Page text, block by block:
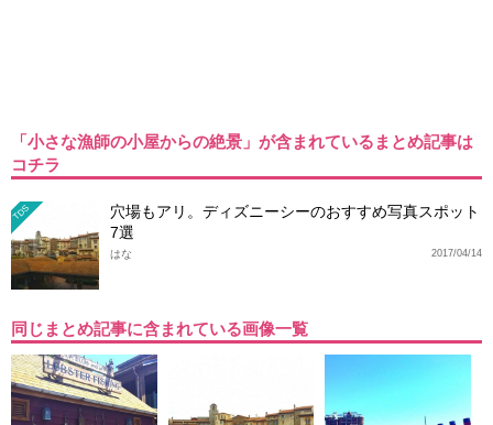
「小さな漁師の小屋からの絶景」が含まれているまとめ記事は
コチラ
TDS
穴場もアリ。ディズニーシーのおすすめ写真スポット
7選
2017/04/14
はな
同じまとめ記事に含まれている画像一覧